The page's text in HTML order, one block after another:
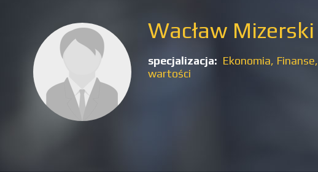
Wacław Mizerski
specjalizacja: Ekonomia, Finanse,
wartości